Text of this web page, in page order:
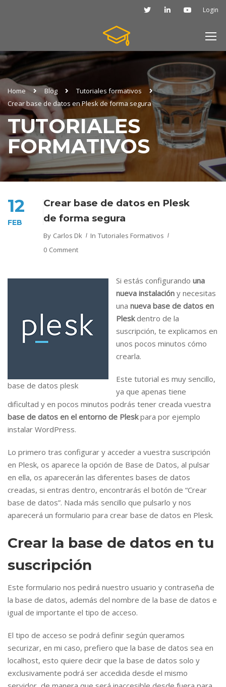
Login
Home Blog
Tutoriales formativos
Crear base de datos en Plesk de forma segura
TUTORIALES
FORMATIVOS
12
FEB
Crear base de datos en Plesk
de forma segura
By Carlos Dk In Tutoriales Formativos
0 Comment
base de datos plesk
Si estás configurando una
nueva instalación y necesitas
una nueva base de datos en
Pleskdentro de la
suscripción, te explicamos en
unos pocos minutos cómo
crearla.
Este tutorial es muy sencillo,
ya que apenas tiene
dificultad y en pocos minutos podrás tener creada vuestra
base de datos en el entorno de Pleskpara por ejemplo
instalar WordPress.
Lo primero tras configurar y acceder a vuestra suscripción
en Plesk, os aparece la opción de Base de Datos, al pulsar
en ella, os aparecerán las diferentes bases de datos
creadas, si entras dentro, encontrarás el botón de “Crear
base de datos”. Nada más sencillo que pulsarlo y nos
aparecerá un formulario para crear base de datos en Plesk.
Crear la base de datos en tu
suscripción
Este formulario nos pedirá nuestro usuario y contraseña de
la base de datos, además del nombre de la base de datos e
igual de importante el tipo de acceso.
El tipo de acceso se podrá definir según queramos
securizar, en mi caso, prefiero que la base de datos sea en
localhost, esto quiere decir que la base de datos solo y
exclusivamente podrá ser accedida desde el mismo